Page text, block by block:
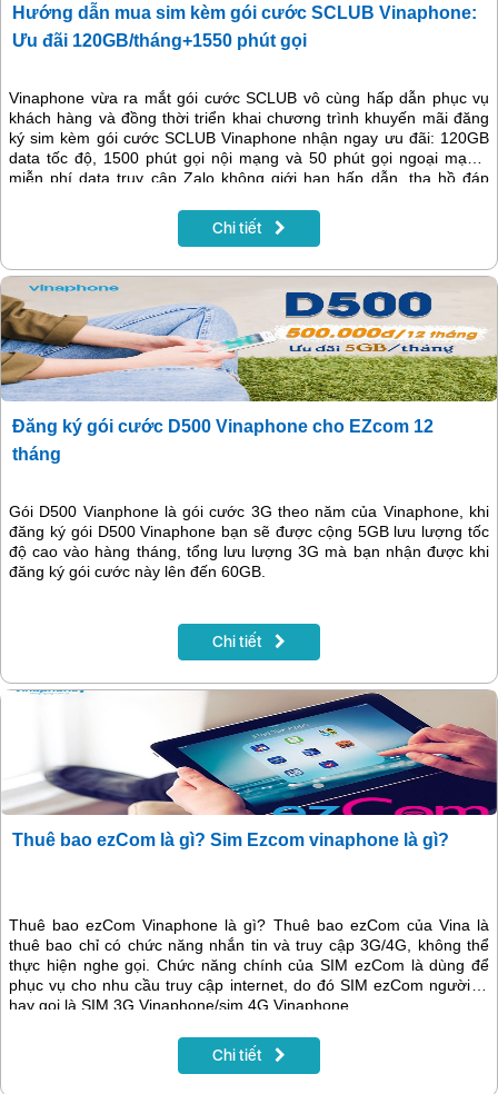
Hướng dẫn mua sim kèm gói cước SCLUB Vinaphone:
Ưu đãi 120GB/tháng+1550 phút gọi
Vinaphone vừa ra mắt gói cước SCLUB vô cùng hấp dẫn phục vụ
khách hàng và đồng thời triển khai chương trình khuyến mãi đăng
ký sim kèm gói cước SCLUB Vinaphone nhận ngay ưu đãi: 120GB
data tốc độ, 1500 phút gọi nội mạng và 50 phút gọi ngoại mạng,
miễn phí data truy cập Zalo không giới hạn hấp dẫn, tha hồ đáp
kiệm tối đa chi phí sử dụng.
Chi tiết
Đăng ký gói cước D500 Vinaphone cho EZcom 12
tháng
Gói D500 Vianphone là gói cước 3G theo năm của Vinaphone, khi
đăng ký gói D500 Vinaphone bạn sẽ được cộng 5GB lưu lượng tốc
độ cao vào hàng tháng, tổng lưu lượng 3G mà bạn nhận được khi
đăng ký gói cước này lên đến 60GB.
Chi tiết
Thuê bao ezCom là gì? Sim Ezcom vinaphone là gì?
Thuê bao ezCom Vinaphone là gì? Thuê bao ezCom của Vina là
thuê bao chỉ có chức năng nhắn tin và truy cập 3G/4G, không thể
thực hiện nghe gọi. Chức năng chính của SIM ezCom là dùng để
phục vụ cho nhu cầu truy cập internet, do đó SIM ezCom người ta
hay gọi là SIM 3G Vinaphone/sim 4G Vinaphone
Chi tiết